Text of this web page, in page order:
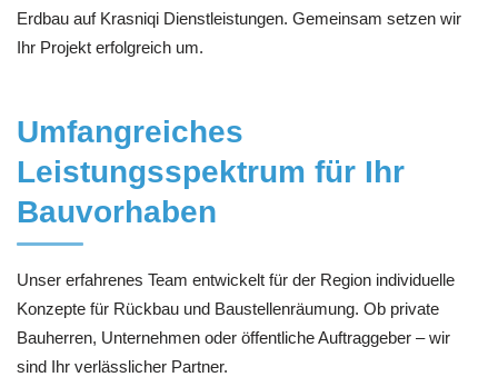
Erdbau auf Krasniqi Dienstleistungen. Gemeinsam setzen wir
Ihr Projekt erfolgreich um.
Umfangreiches
Leistungsspektrum für Ihr
Bauvorhaben
Unser erfahrenes Team entwickelt für der Region individuelle
Konzepte für Rückbau und Baustellenräumung. Ob private
Bauherren, Unternehmen oder öffentliche Auftraggeber – wir
sind Ihr verlässlicher Partner.